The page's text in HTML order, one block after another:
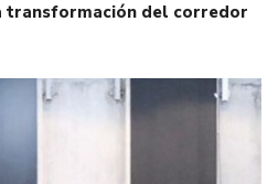
transformación del corredor